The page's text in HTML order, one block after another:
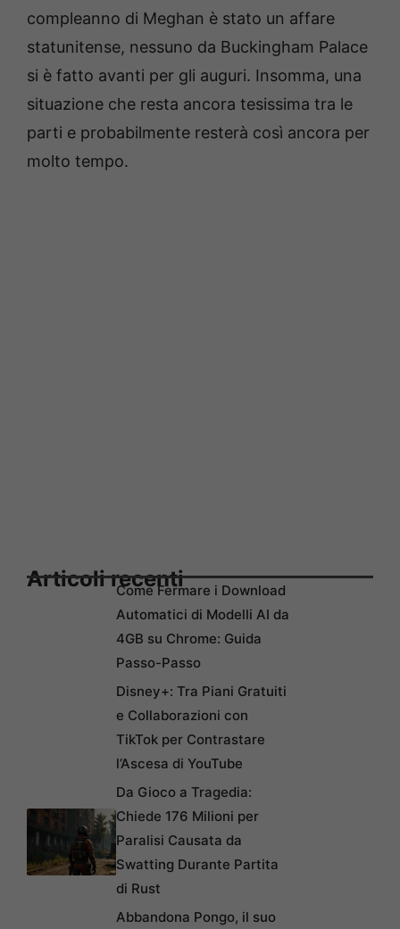
compleanno di Meghan è stato un affare
statunitense, nessuno da Buckingham Palace
si è fatto avanti per gli auguri. Insomma, una
situazione che resta ancora tesissima tra le
parti e probabilmente resterà così ancora per
molto tempo.
Articoli recentiCome Fermare i Download
Automatici di Modelli AI da
4GB su Chrome: Guida
Passo-Passo
Disney+: Tra Piani Gratuiti
e Collaborazioni con
TikTok per Contrastare
l’Ascesa di YouTube
Da Gioco a Tragedia:
Chiede 176 Milioni per
Paralisi Causata da
Swatting Durante Partita
di Rust
Abbandona Pongo, il suo